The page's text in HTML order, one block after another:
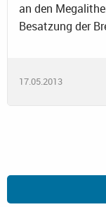
an den
Besatzung der
17.05.2013